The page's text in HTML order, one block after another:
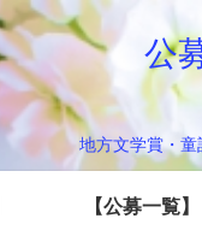
公
地方文学賞・
【公募一覧】